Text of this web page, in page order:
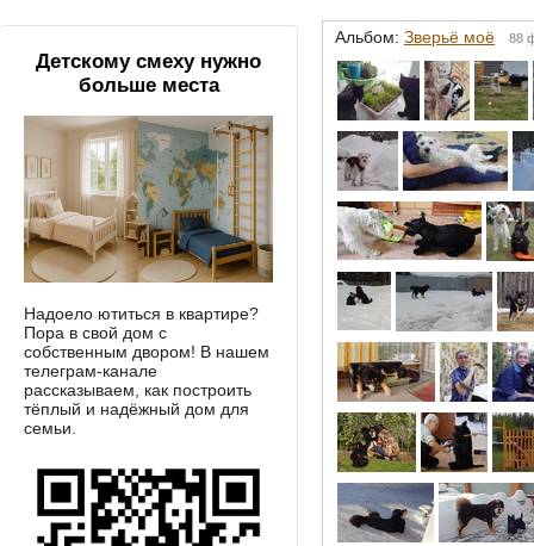
Альбом: Зверьё моё 88
Детскому смеху нужно
больше места
Надоело ютиться в квартире?
Пора в свой дом с
собственным двором! В нашем
телеграм-канале
рассказываем, как построить
тёплый и надёжный дом для
семьи.